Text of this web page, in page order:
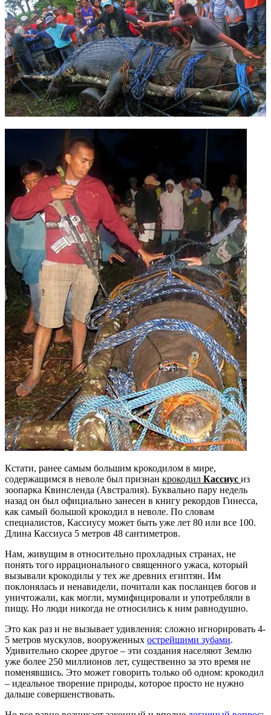
Кстати, ранее самым большим крокодилом в мире,
содержащимся в неволе был признан крокодил Кассиус из
зоопарка Квинсленда (Австралия). Буквально пару недель
назад он был официально занесен в книгу рекордов Гинесса,
как самый большой крокодил в неволе. По словам
специалистов, Кассиусу может быть уже лет 80 или все 100.
Длина Кассиуса 5 метров 48 сантиметров.
Нам, живущим в относительно прохладных странах, не
понять того иррационального священного ужаса, который
вызывали крокодилы у тех же древних египтян. Им
поклонялась и ненавидели, почитали как посланцев богов и
уничтожали, как могли, мумифицировали и употребляли в
пищу. Но люди никогда не относились к ним равнодушно.
Это как раз и не вызывает удивления: сложно игнорировать 4-
5 метров мускулов, вооруженных острейшими зубами.
Удивительно скорее другое – эти создания населяют Землю
уже более 250 миллионов лет, существенно за это время не
поменявшись. Это может говорить только об одном: крокодил
– идеальное творение природы, которое просто не нужно
дальше совершенствовать.